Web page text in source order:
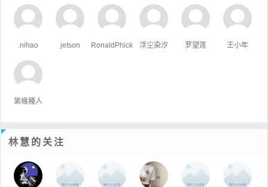
.nihao jetson RonaldPhick 浮尘染汐 罗望莲 王小年
第幾種人
林慧的关注